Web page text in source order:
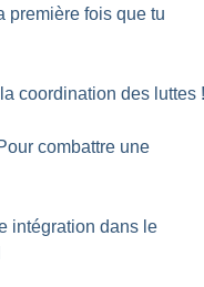
première fois que tu
coordination des luttes
combattre une
intégration dans le